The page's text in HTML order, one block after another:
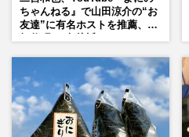
ちゃんねる』で山田涼介の“お
友達”に有名ホストを推薦、歌